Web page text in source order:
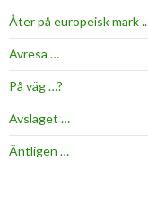
Åter på europeisk mark ..
Avresa …
På väg …?
Avslaget …
Äntligen …